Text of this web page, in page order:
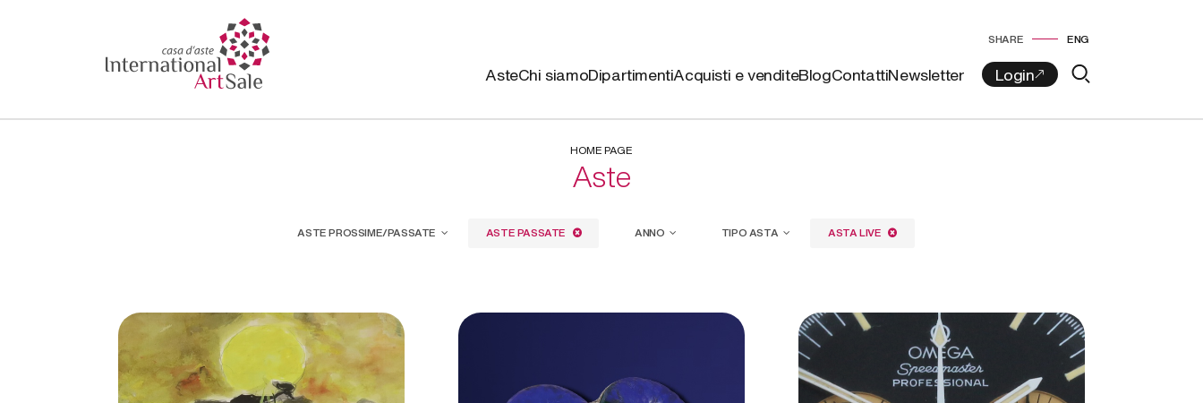
SHARE ENG
AsteChi siamoDipartimentiAcquisti e venditeBlogContattiNewsletter
HOME PAGE
Aste
ASTE PROSSIME/PASSATE ASTE PASSATE ANNO TIPO ASTA ASTA LIVE